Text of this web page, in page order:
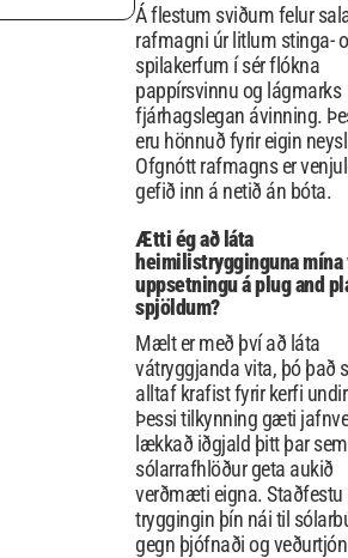
Á flestum sviðum felur
rafmagni úr litlum stinga-
spilakerfum í sér flókna
pappírsvinnu og lágmarks
fjárhagslegan ávinning.
eru hönnuð fyrir eigin
Ofgnótt rafmagns er
gefið inn á netið án bóta.
Ætti ég að láta
heimilistrygginguna mína
uppsetningu á plug and
spjöldum?
Mælt er með því að láta
vátryggjanda vita, þó það
alltaf krafist fyrir kerfi
Þessi tilkynning gæti
lækkað iðgjald þitt þar sem
sólarrafhlöður geta aukið
verðmæti eigna. Staðfestu
tryggingin þín nái til
gegn þjófnaði og